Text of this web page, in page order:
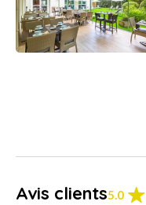
Avis clients5.0